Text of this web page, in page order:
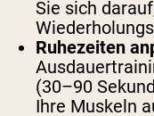
Sie sich
Ruhezeiten
(30–90
Ihre Muskeln